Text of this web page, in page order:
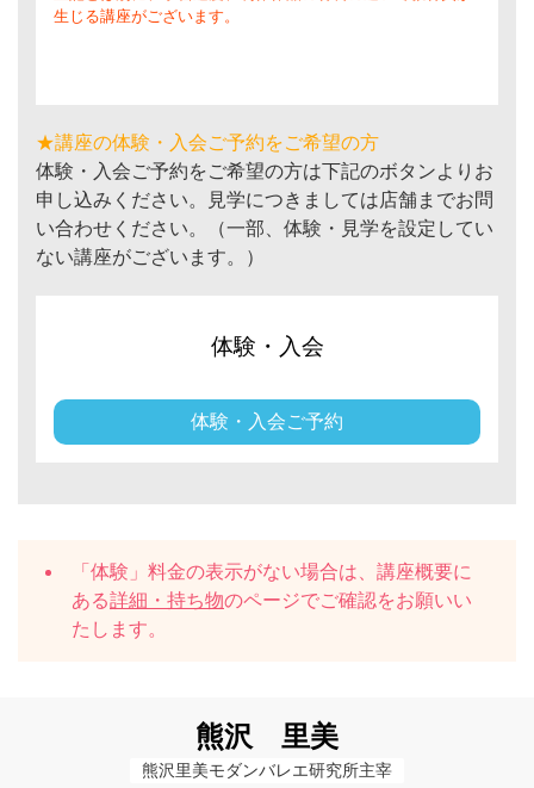
生じる講座がございます。
★講座の体験・入会ご予約をご希望の方
体験・入会ご予約をご希望の方は下記のボタンよりお
申し込みください。見学につきましては店舗までお問
い合わせください。（一部、体験・見学を設定してい
ない講座がございます。）
体験・入会
体験・入会ご予約
「体験」料金の表示がない場合は、講座概要に
ある詳細・持ち物のページでご確認をお願いい
たします。
熊沢 里美
熊沢里美モダンバレエ研究所主宰